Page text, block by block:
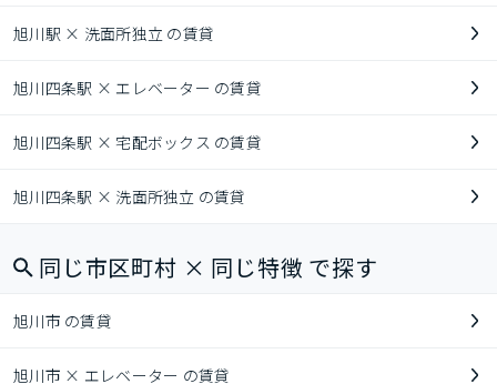
旭川駅 × 洗面所独立 の賃貸
旭川四条駅 × エレベーター の賃貸
旭川四条駅 × 宅配ボックス の賃貸
旭川四条駅 × 洗面所独立 の賃貸
同じ市区町村 × 同じ特徴 で探す
旭川市 の賃貸
旭川市 × エレベーター の賃貸